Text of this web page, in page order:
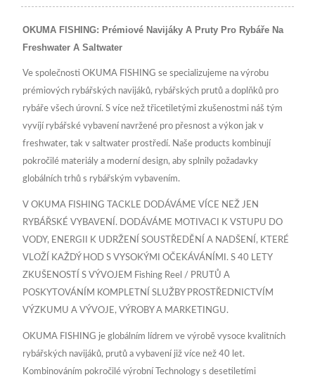
OKUMA FISHING: Prémiové Navijáky A Pruty Pro Rybáře Na
Freshwater A Saltwater
Ve společnosti OKUMA FISHING se specializujeme na výrobu
prémiových rybářských navijáků, rybářských prutů a doplňků pro
rybáře všech úrovní. S více než třicetiletými zkušenostmi náš tým
vyvíjí rybářské vybavení navržené pro přesnost a výkon jak v
freshwater, tak v saltwater prostředí. Naše products kombinují
pokročilé materiály a moderní design, aby splnily požadavky
globálních trhů s rybářským vybavením.
V OKUMA FISHING TACKLE DODÁVÁME VÍCE NEŽ JEN
RYBÁŘSKÉ VYBAVENÍ. DODÁVÁME MOTIVACI K VSTUPU DO
VODY, ENERGII K UDRŽENÍ SOUSTŘEDĚNÍ A NADŠENÍ, KTERÉ
VLOŽÍ KAŽDÝ HOD S VYSOKÝMI OČEKÁVÁNÍMI. S 40 LETY
ZKUŠENOSTÍ S VÝVOJEM Fishing Reel / PRUTŮ A
POSKYTOVÁNÍM KOMPLETNÍ SLUŽBY PROSTŘEDNICTVÍM
VÝZKUMU A VÝVOJE, VÝROBY A MARKETINGU.
OKUMA FISHING je globálním lídrem ve výrobě vysoce kvalitních
rybářských navijáků, prutů a vybavení již více než 40 let.
Kombinováním pokročilé výrobní Technology s desetiletími